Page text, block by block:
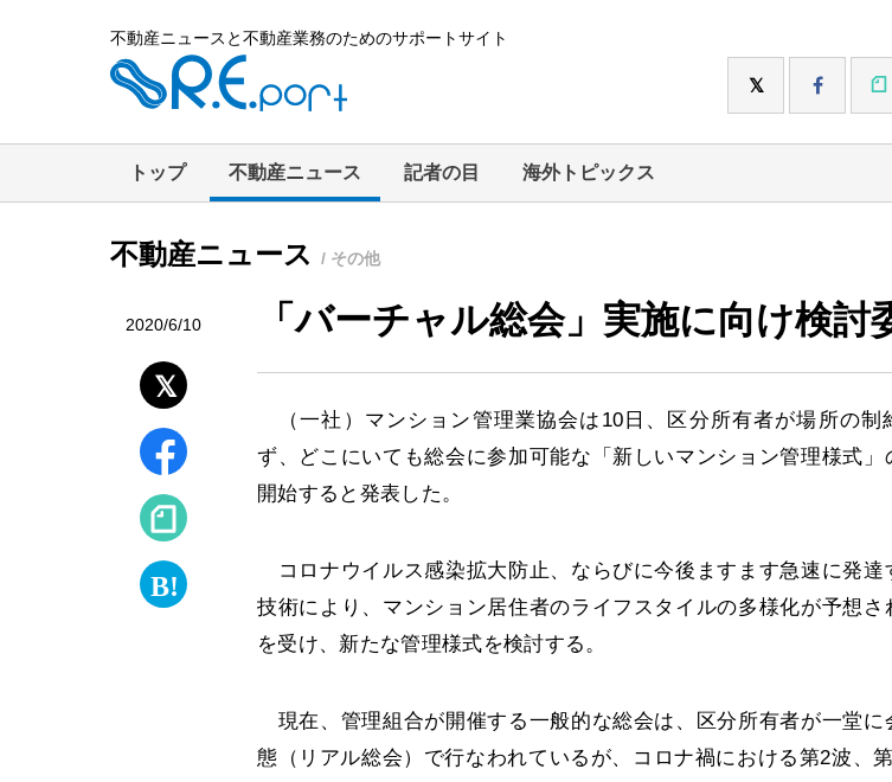
不動産ニュースと不動産業務のためのサポートサイト
トップ 不動産ニュース 記者の目 海外トピックス
不動産ニュース / その他
2020/6/10 「バーチャル総会」実施に向け検討
（一社）マンション管理業協会は10日、区分所有者が場所の制
ず、どこにいても総会に参加可能な「新しいマンション管理様式」
開始すると発表した。
コロナウイルス感染拡大防止、ならびに今後ますます急速に発達
技術により、マンション居住者のライフスタイルの多様化が予想さ
を受け、新たな管理様式を検討する。
現在、管理組合が開催する一般的な総会は、区分所有者が一堂に
態（リアル総会）で行なわれているが、コロナ禍における第2波、